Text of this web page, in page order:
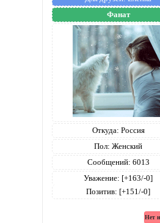
Фанат
Откуда: Россия
Пол: Женский
Сообщений: 6013
Уважение: [+163/-0]
Позитив: [+151/-0]